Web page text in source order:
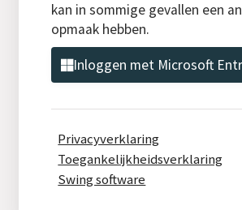
kan in sommige gevallen een
opmaak hebben.
Inloggen met Microsoft
Privacyverklaring
Toegankelijkheidsverklaring
Swing software